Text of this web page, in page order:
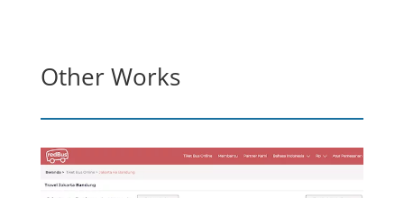
Other Works